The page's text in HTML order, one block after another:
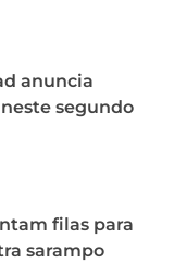
anuncia
segundo
filas para
sarampo